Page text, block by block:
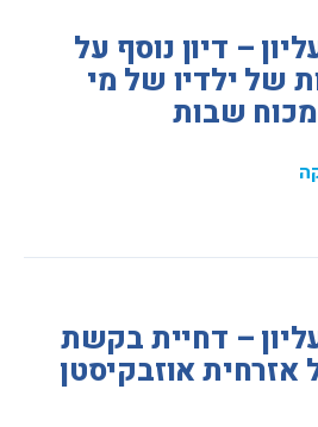
– דיון נוסף על
של ילדיו של מי
שבות
– דחיית בקשת
אוזבקיסטן